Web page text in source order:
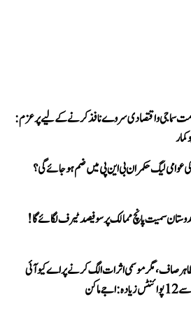
سماجی و اقتصادی سروے نافذ کرنے کے لیے پرعزم:
کی عوامی لیگ حکمران بی این پی میں ضم ہو جائے گی؟
سمیت پانچ ممالک پر سو فیصد ٹیرف لگائے گا!
صاف، مگر موسمی اثرات الگ کرنے پر اے کیو آئی
ماکن